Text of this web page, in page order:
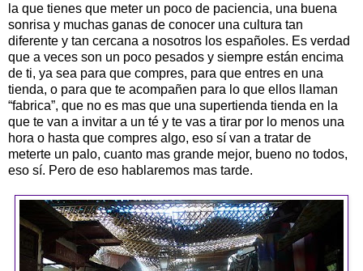
la que tienes que meter un poco de paciencia, una buena
sonrisa y muchas ganas de conocer una cultura tan
diferente y tan cercana a nosotros los españoles. Es verdad
que a veces son un poco pesados y siempre están encima
de ti, ya sea para que compres, para que entres en una
tienda, o para que te acompañen para lo que ellos llaman
“fabrica”, que no es mas que una supertienda tienda en la
que te van a invitar a un té y te vas a tirar por lo menos una
hora o hasta que compres algo, eso sí van a tratar de
meterte un palo, cuanto mas grande mejor, bueno no todos,
eso sí. Pero de eso hablaremos mas tarde.